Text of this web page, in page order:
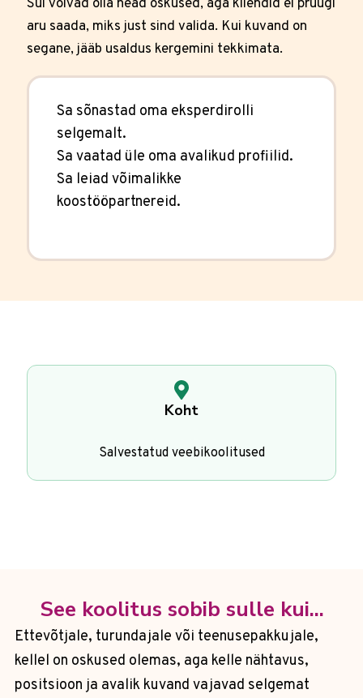
Sul võivad olla head oskused, aga kliendid ei pruugi
aru saada, miks just sind valida. Kui kuvand on
segane, jääb usaldus kergemini tekkimata.
Sa sõnastad oma eksperdirolli
selgemalt.
Sa vaatad üle oma avalikud profiilid.
Sa leiad võimalikke
koostööpartnereid.
Koht
Salvestatud veebikoolitused
See koolitus sobib sulle kui...
Ettevõtjale, turundajale või teenusepakkujale,
kellel on oskused olemas, aga kelle nähtavus,
positsioon ja avalik kuvand vajavad selgemat